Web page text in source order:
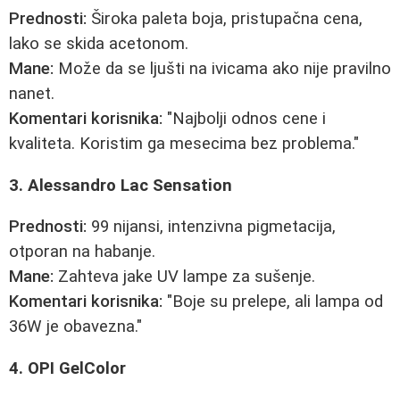
Prednosti: Široka paleta boja, pristupačna cena,
lako se skida acetonom.
Mane: Može da se ljušti na ivicama ako nije pravilno
nanet.
Komentari korisnika: "Najbolji odnos cene i
kvaliteta. Koristim ga mesecima bez problema."
3. Alessandro Lac Sensation
Prednosti: 99 nijansi, intenzivna pigmetacija,
otporan na habanje.
Mane: Zahteva jake UV lampe za sušenje.
Komentari korisnika: "Boje su prelepe, ali lampa od
36W je obavezna."
4. OPI GelColor